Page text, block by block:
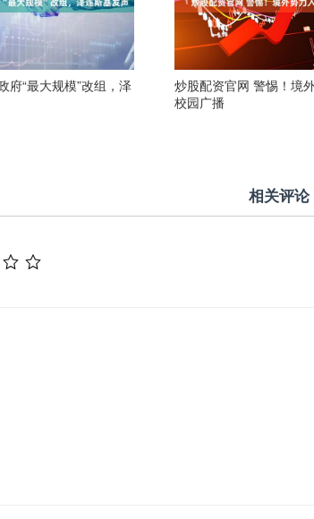
府“最大规模”改组，泽
炒股配资官网 警惕！境
校园广播
相关评论